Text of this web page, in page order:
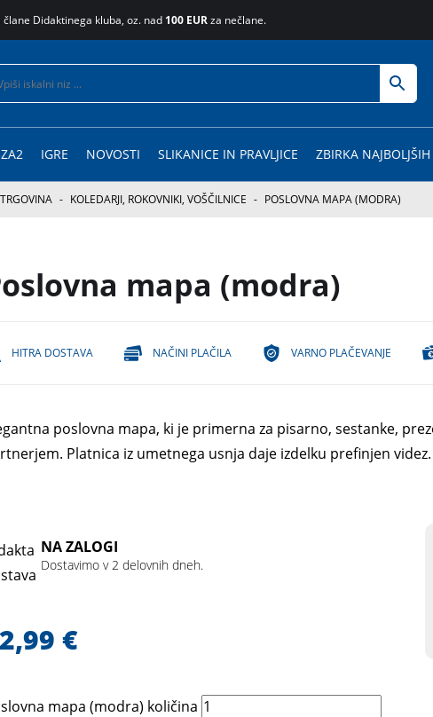
člane Didaktinega kluba, oz. nad 100 EURza nečlane.
IGRE NOVOSTI SLIKANICE IN PRAVLJICE ZBIRKA
TRGOVINA - KOLEDARJI, ROKOVNIKI, VOŠČILNICE - POSLOVNA MAPA (MODRA)
mapa (modra)
HITRA DOSTAVA NAČINI PLAČILA VARNO PLAČEVANJE
poslovna mapa, ki je primerna za pisarno, sestanke,
Platnica iz umetnega usnja daje izdelku prefinjen videz.
NA ZALOGI
Dostavimo v 2 delovnih dneh.
€
mapa (modra) količina